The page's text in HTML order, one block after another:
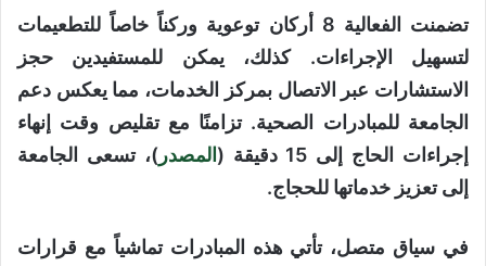
تضمنت الفعالية 8 أركان توعوية وركناً خاصاً للتطعيمات
لتسهيل الإجراءات. كذلك، يمكن للمستفيدين حجز
الاستشارات عبر الاتصال بمركز الخدمات، مما يعكس دعم
الجامعة للمبادرات الصحية. تزامنًا مع تقليص وقت إنهاء
إجراءات الحاج إلى 15 دقيقة (
المصدر)، تسعى الجامعة
إلى تعزيز خدماتها للحجاج.
في سياق متصل، تأتي هذه المبادرات تماشياً مع قرارات